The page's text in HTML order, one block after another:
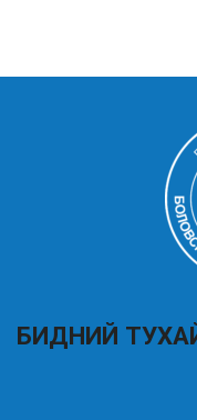
БИДНИЙ